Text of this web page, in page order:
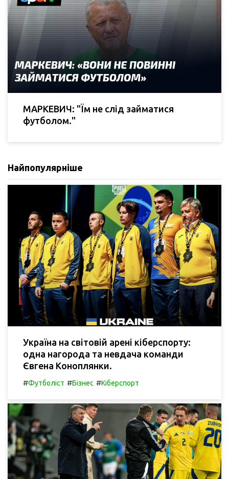
МАРКЕВИЧ: "Їм не слід займатися
футболом."
Найпопулярніше
Україна на світовій арені кіберспорту:
одна нагорода та невдача команди
Євгена Коноплянки.
#Футболіст #Бізнес #Кіберспорт